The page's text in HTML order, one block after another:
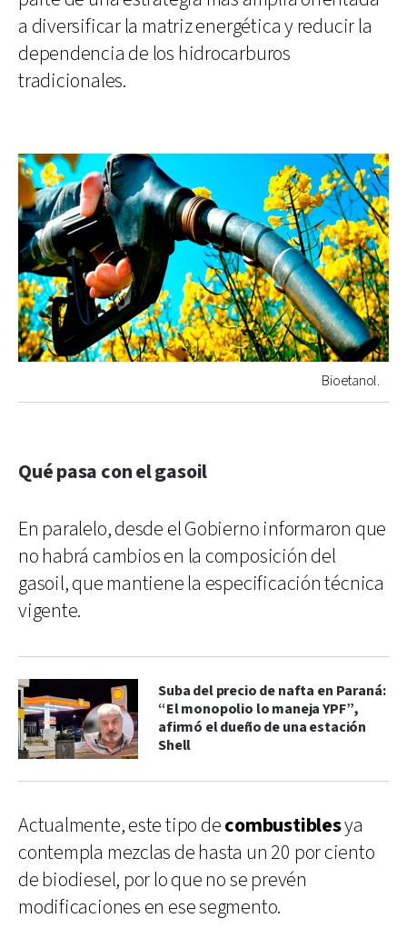
a diversificar la matriz energética y reducir la
dependencia de los hidrocarburos
tradicionales.
Bioetanol.
Qué pasa con el gasoil
En paralelo, desde el Gobierno informaron que
no habrá cambios en la composición del
gasoil, que mantiene la especificación técnica
vigente.
Suba del precio de nafta en Paraná:
“El monopolio lo maneja YPF”,
afirmó el dueño de una estación
Shell
Actualmente, este tipo decombustiblesya
contempla mezclas de hasta un 20 por ciento
de biodiesel, por lo que no se prevén
modificaciones en ese segmento.